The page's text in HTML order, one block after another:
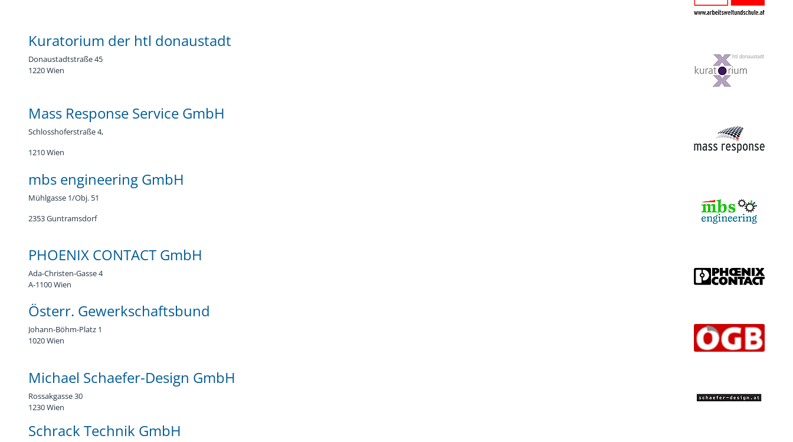
Kuratorium der htl donaustadt
Donaustadtstraße 45
1220 Wien
Mass Response Service GmbH
Schlosshoferstraße 4,
1210 Wien
mbs engineering GmbH
Mühlgasse 1/Obj. 51
2353 Guntramsdorf
PHOENIX CONTACT GmbH
Ada-Christen-Gasse 4
A-1100 Wien
Österr. Gewerkschaftsbund
Johann-Böhm-Platz 1
1020 Wien
Michael Schaefer-Design GmbH
Rossakgasse 30
1230 Wien
Schrack Technik GmbH